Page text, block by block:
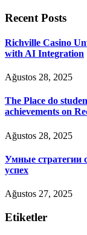
Recent Posts
Richville Casino
with AI Integration
Ağustos 28, 2025
The Place do
achievements on
Ağustos 28, 2025
Умные стратегии
успех
Ağustos 27, 2025
Etiketler